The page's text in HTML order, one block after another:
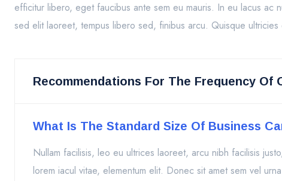
efficitur libero, eget faucibus ante sem eu mauris. In eu lacus ac
sed elit laoreet, tempus libero sed, finibus arcu. Quisque ultricies
Recommendations For The Frequency Of
What Is The Standard Size Of Business
Nullam facilisis, leo eu ultrices laoreet, arcu nibh facilisis
lorem iacul vitae, elementum elit. Donec sit amet sem vel